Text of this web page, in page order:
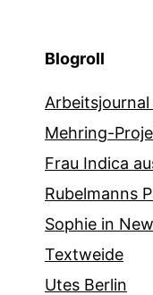
Blogroll
Mehring-
Frau Indica
Rubelmanns
Sophie in
Textweide
Utes Berlin